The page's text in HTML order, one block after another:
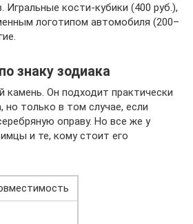
Игральные кости-кубики (400 руб.),
логотипом автомобиля (200–
знаку зодиака
камень. Он подходит практически
но только в том случае, если
оправу. Но все же у
и те, кому стоит его